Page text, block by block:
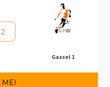
Gassel 1
MEI